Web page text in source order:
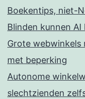
Boekentips, niet-
Blinden kunnen
Grote webwinkels
met beperking
Autonome
slechtzienden